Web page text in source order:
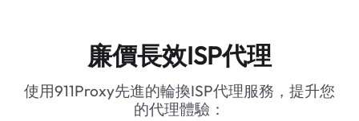
廉價長效ISP代理
使用911Proxy先進的輪換ISP代理服務，提升您
的代理體驗：